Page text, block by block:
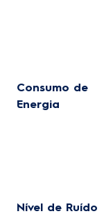
Consumo de
Energia
Nível de Ruído